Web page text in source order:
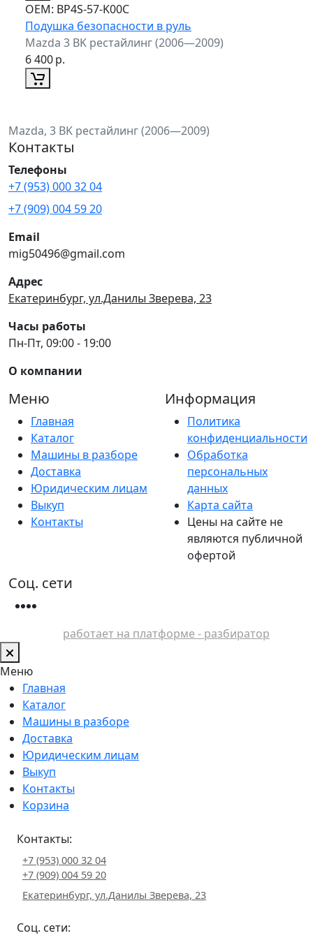
ОЕМ: BP4S-57-K00C
Подушка безопасности в руль
Mazda 3 BK рестайлинг (2006—2009)
6 400р.
Mazda, 3 BK рестайлинг (2006—2009)
Контакты
Телефоны
+7 (953) 000 32 04
+7 (909) 004 59 20
Email
mig50496@gmail.com
Адрес
Екатеринбург, ул.Данилы Зверева, 23
Часы работы
Пн-Пт, 09:00 - 19:00
О компании
Меню
Главная
Каталог
Машины в разборе
Доставка
Юридическим лицам
Выкуп
Контакты
Информация
Политика
конфиденциальности
Обработка
персональных
данных
Карта сайта
Цены на сайте не
являются публичной
офертой
Соц. сети
работает на платформе - разбиратор
Меню
Главная
Каталог
Машины в разборе
Доставка
Юридическим лицам
Выкуп
Контакты
Корзина
Контакты:
+7 (953) 000 32 04
+7 (909) 004 59 20
Екатеринбург, ул.Данилы Зверева, 23
Соц. сети: